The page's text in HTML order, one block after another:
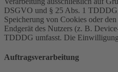
DSGVO und § 25 Abs. 1
Speicherung von Cookies oder
Endgerät des Nutzers (z. B.
TDDDG umfasst. Die
Auftragsverarbeitung